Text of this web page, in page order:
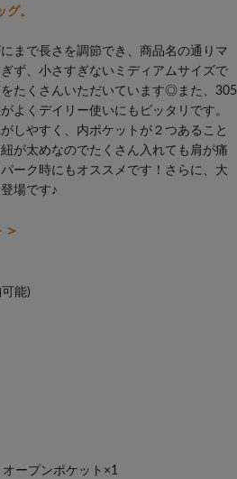
。
まで長さを調節でき、商品名の通りマ
ず、小さすぎないミディアムサイズで
たくさんいただいています◎また、305
よくデイリー使いにもピッタリです。
しやすく、内ポケットが２つあること
が太めなのでたくさん入れても肩が痛
ーク時にもオススメです！さらに、大
場です♪
能)
ープンポケット×1